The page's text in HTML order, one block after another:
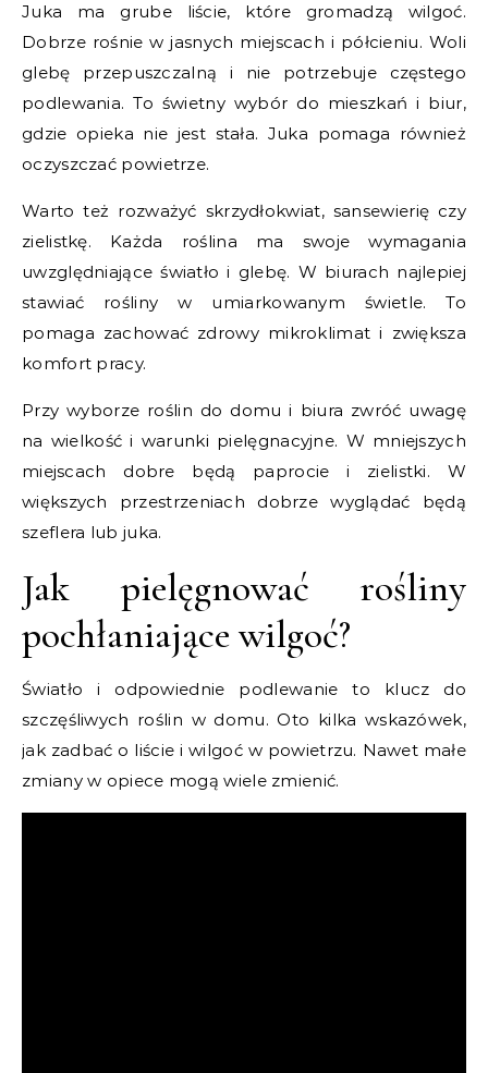
Juka ma grube liście, które gromadzą wilgoć.
Dobrze rośnie w jasnych miejscach i półcieniu. Woli
glebę przepuszczalną i nie potrzebuje częstego
podlewania. To świetny wybór do mieszkań i biur,
gdzie opieka nie jest stała. Juka pomaga również
oczyszczać powietrze.
Warto też rozważyć skrzydłokwiat, sansewierię czy
zielistkę. Każda roślina ma swoje wymagania
uwzględniające światło i glebę. W biurach najlepiej
stawiać rośliny w umiarkowanym świetle. To
pomaga zachować zdrowy mikroklimat i zwiększa
komfort pracy.
Przy wyborze roślin do domu i biura zwróć uwagę
na wielkość i warunki pielęgnacyjne. W mniejszych
miejscach dobre będą paprocie i zielistki. W
większych przestrzeniach dobrze wyglądać będą
szeflera lub juka.
Jak pielęgnować rośliny
pochłaniające wilgoć?
Światło i odpowiednie podlewanie to klucz do
szczęśliwych roślin w domu. Oto kilka wskazówek,
jak zadbać o liście i wilgoć w powietrzu. Nawet małe
zmiany w opiece mogą wiele zmienić.